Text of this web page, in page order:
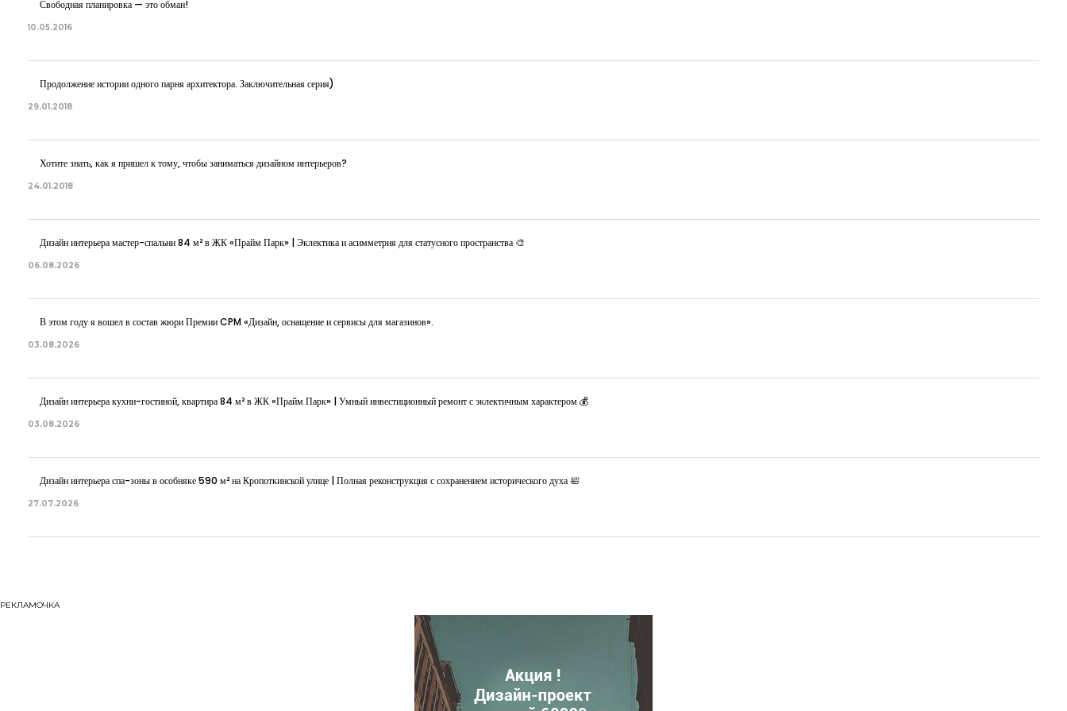
Свободная планировка — это обман!
10.05.2016
Продолжение истории одного парня архитектора. Заключительная серия)
29.01.2018
Хотите знать, как я пришел к тому, чтобы заниматься дизайном интерьеров?
24.01.2018
Дизайн интерьера мастер-спальни 84 м² в ЖК «Прайм Парк» | Эклектика и асимметрия для статусного пространства 🎨
06.08.2026
В этом году я вошел в состав жюри Премии CPM «Дизайн, оснащение и сервисы для магазинов».
03.08.2026
Дизайн интерьера кухни-гостиной, квартира 84 м² в ЖК «Прайм Парк» | Умный инвестиционный ремонт с эклектичным характером 💰
03.08.2026
Дизайн интерьера спа-зоны в особняке 590 м² на Кропоткинской улице | Полная реконструкция с сохранением исторического духа 🛀
27.07.2026
РЕКЛАМОЧКА